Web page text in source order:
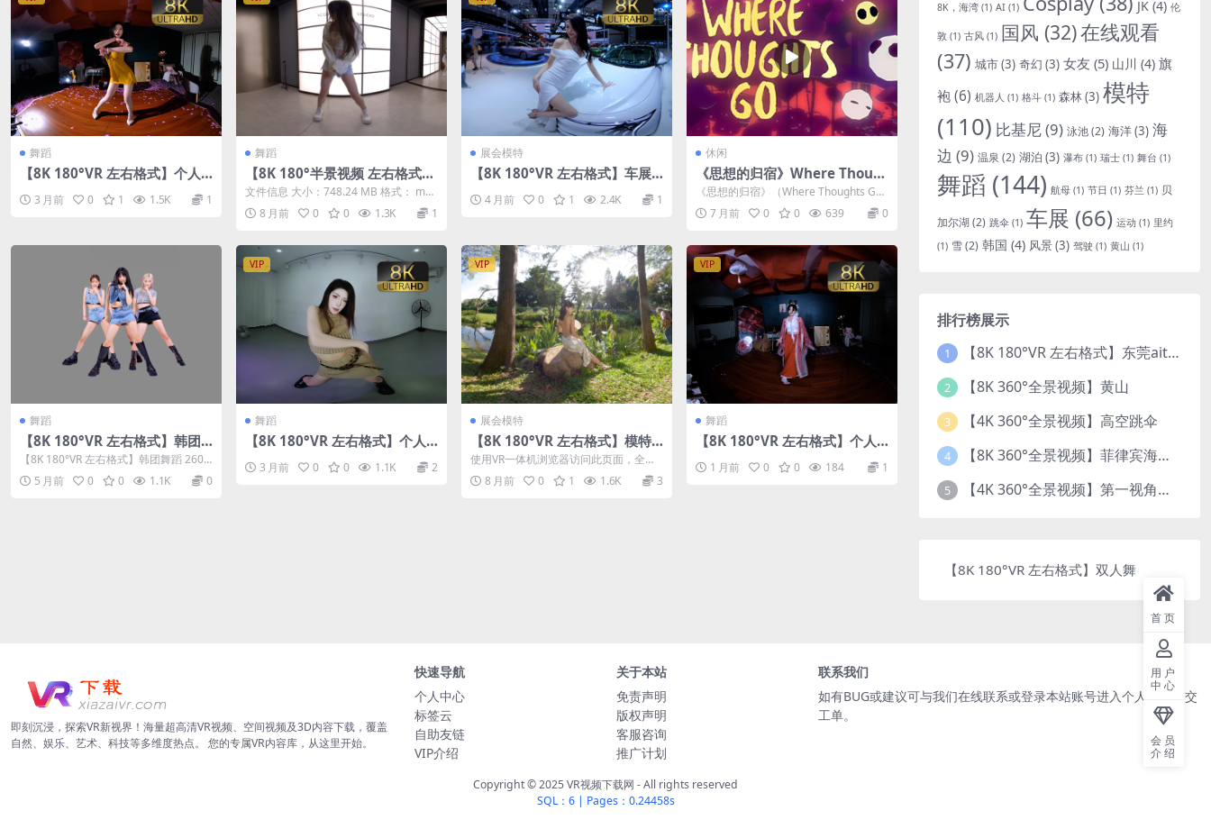
舞蹈
【8K 180°VR 左右格式】个人
舞蹈26042803
3 月前 0 1 1.5K 1
舞蹈
【8K 180°半景视频 左右格式】
舞蹈 25-12-04
文件信息 大小：748.24 MB 格式： mp4
（左右格式） 时长：03:15...
8 月前 0 0 1.3K 1
展会模特
【8K 180°VR 左右格式】车展
模特26032801
4 月前 0 1 2.4K 1
休闲
《思想的归宿》Where Thoug
hts Go v1.26.38
《思想的归宿》（Where Thoughts G
o）是一款非常特别的VR社交体验...
7 月前 0 0 639 0
舞蹈
【8K 180°VR 左右格式】韩团
舞蹈 26022508
【8K 180°VR 左右格式】韩团舞蹈 2602
2508
5 月前 0 0 1.1K 0
VIP
舞蹈
【8K 180°VR 左右格式】个人
3 月前 0 0 1.1K 2
VIP
展会模特
【8K 180°VR 左右格式】模特
公园拍摄
使用VR一体机浏览器访问此页面，全屏
后选择空间格式可在线观看。 文...
8 月前 0 1 1.6K 3
VIP
舞蹈
【8K 180°VR 左右格式】个人
1 月前 0 0 184 1
8K，海湾 (1) AI (1) JK (4) 伦
敦 (1) 古风 (1) 国风 (32)在线观看
(37) 城市(3) 奇幻 (3) 女友 (5) 山川 (4) 旗
袍(6) 机器人 (1) 格斗 (1) 森林(3) 模特
(110) 比基尼(9) 泳池(2) 海洋(3) 海
边 (9) 温泉 (2) 湖泊 (3) 瀑布 (1) 瑞士 (1) 舞台 (1)
舞蹈 (144) 航母 (1) 节日 (1) 芬兰 (1) 贝
加尔湖 (2) 跳伞 (1) 车展 (66) 运动 (1) 里约
(1) 雪(2) 韩国 (4) 风景(3) 驾驶 (1) 黄山 (1)
排行榜展示
1 【8K 180°VR 左右格式】东莞ait改装展 车模贝贝
2 【8K 360°全景视频】黄山
3 【4K 360°全景视频】高空跳伞
4 【8K 360°全景视频】菲律宾海底乐园珊瑚世界
5 【4K 360°全景视频】第一视角开飞机
【8K 180°VR 左右格式】双人舞
即刻沉浸，探索VR新视界！海量超高清VR视频、空间视频及3D内容下载，覆盖
自然、娱乐、艺术、科技等多维度热点。 您的专属VR内容库，从这里开始。
快速导航
个人中心
标签云
自助友链
VIP介绍
关于本站
免责声明
版权声明
客服咨询
推广计划
联系我们
如有BUG或建议可与我们在线联系或登录本站账号进入个人中心提交
工单。
Copyright © 2025 VR视频下载网 - All rights reserved
SQL：6| Pages：0.24458s
首页
用户
中心
会员
介绍